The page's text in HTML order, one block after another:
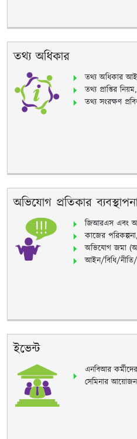
তথ্য অধিকার
তথ্য অধিকার
তথ্য প্রাপ্তির
তথ্য সংরক্ষণ
অভিযোগ প্রতিকার
জিআরএস এবং
কাজের
অভিযোগ জমা
আইন/বিধি/নীতি/
ইভেন্ট
এনবিআর
সেমিনার